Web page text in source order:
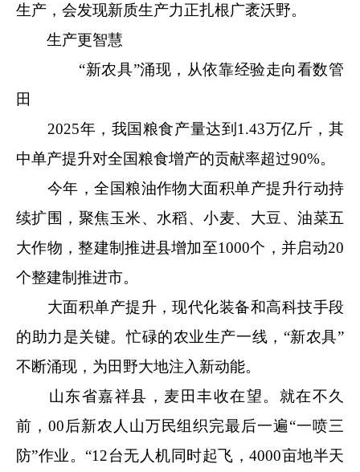
生产，会发现新质生产力正扎根广袤沃野。
生产更智慧
“新农具”涌现，从依靠经验走向看数管
田
2025年，我国粮食产量达到1.43万亿斤，其
中单产提升对全国粮食增产的贡献率超过90%。
今年，全国粮油作物大面积单产提升行动持
续扩围，聚焦玉米、水稻、小麦、大豆、油菜五
大作物，整建制推进县增加至1000个，并启动20
个整建制推进市。
大面积单产提升，现代化装备和高科技手段
的助力是关键。忙碌的农业生产一线，“新农具”
不断涌现，为田野大地注入新动能。
山东省嘉祥县，麦田丰收在望。就在不久
前，00后新农人山万民组织完最后一遍“一喷三
防”作业。“12台无人机同时起飞，4000亩地半天